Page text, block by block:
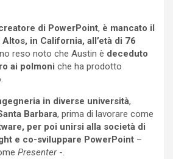
di PowerPoint, è mancato il
in California, all’età di 76
reso noto che Austin è deceduto
ai polmoni che ha prodotto
in diverse università,
Barbara, prima di lavorare come
per poi unirsi alla società di
e co-sviluppare PowerPoint –
Presenter-.